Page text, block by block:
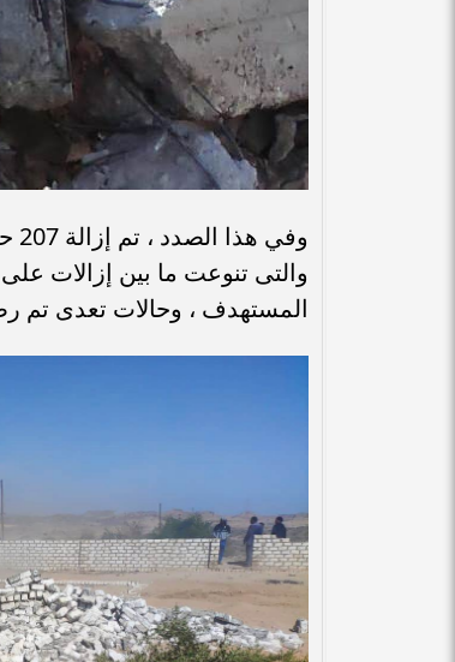
والتى تنوعت ما بين إزالات
المستهدف ، وحالات تعدى تم